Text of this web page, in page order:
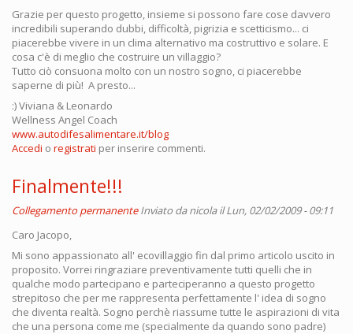
Grazie per questo progetto, insieme si possono fare cose davvero
incredibili superando dubbi, difficoltà, pigrizia e scetticismo... ci
piacerebbe vivere in un clima alternativo ma costruttivo e solare. E
cosa c'è di meglio che costruire un villaggio?
Tutto ciò consuona molto con un nostro sogno, ci piacerebbe
saperne di più! A presto...
:) Viviana & Leonardo
Wellness Angel Coach
www.autodifesalimentare.it/blog
Accedi o registrati per inserire commenti.
Finalmente!!!
Collegamento permanente Inviato danicolail Lun, 02/02/2009 - 09:11
Caro Jacopo,
Mi sono appassionato all' ecovillaggio fin dal primo articolo uscito in
proposito. Vorrei ringraziare preventivamente tutti quelli che in
qualche modo partecipano e parteciperanno a questo progetto
strepitoso che per me rappresenta perfettamente l' idea di sogno
che diventa realtà. Sogno perchè riassume tutte le aspirazioni di vita
che una persona come me (specialmente da quando sono padre)